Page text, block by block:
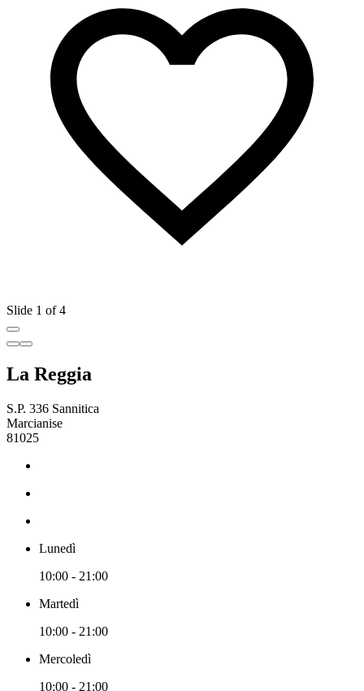
Slide 1 of 4
La Reggia
S.P. 336 Sannitica
Marcianise
81025
Lunedì
10:00 - 21:00
Martedì
10:00 - 21:00
Mercoledì
10:00 - 21:00